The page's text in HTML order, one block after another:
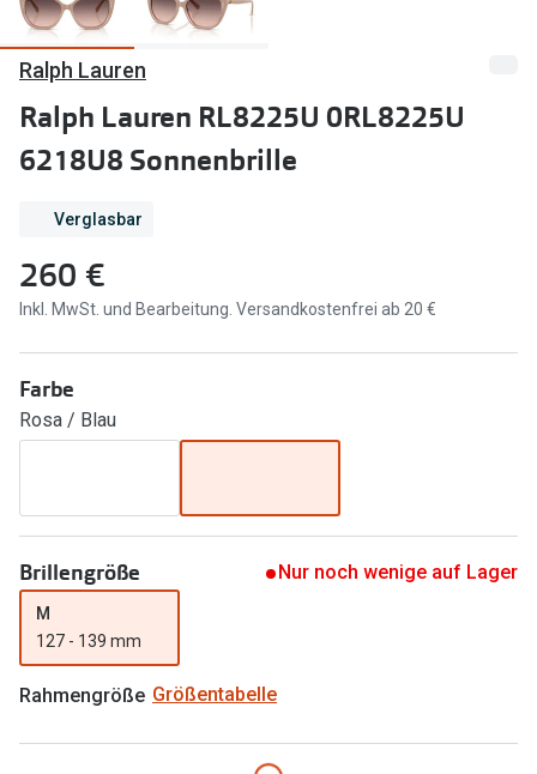
Marken
Ray-Ban
DbyD
Prada
Seen
Miu Miu
alle Marken
Ratgeber
Gleitsicht Ratgeber
Alle Brillen Ratgeber
Angebote
Brillen 2 für 1
20% auf selbsttönende Gläser
Back to School: 50% auf die zweite Kinderbrille
Ray-Ban
Oakley
Ralph Lauren
Ralph Lauren RL8225U 0RL8225U
6218U8 Sonnenbrille
Verglasbar
260 €
Inkl. MwSt. und Bearbeitung. Versandkostenfrei ab 20 €
Farbe
Rosa / Blau
Brillengröße Nur noch wenige auf Lager
M
127 - 139 mm
Rahmengröße Größentabelle